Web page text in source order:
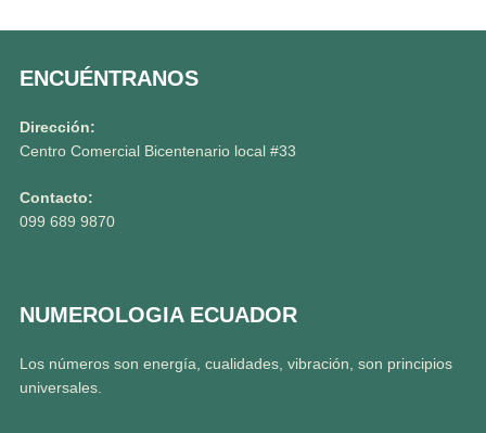
ENCUÉNTRANOS
Dirección:
Centro Comercial Bicentenario local #33
Contacto:
099 689 9870
NUMEROLOGIA ECUADOR
Los números son energía, cualidades, vibración, son principios
universales.